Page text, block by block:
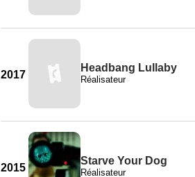
2017
Headbang Lullaby
Réalisateur
2015
Starve Your Dog
Réalisateur